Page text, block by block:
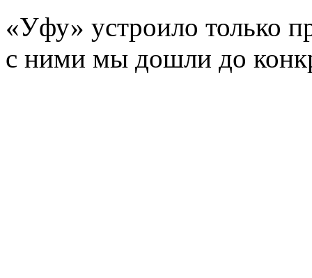
«Уфу» устроило только
с ними мы дошли до